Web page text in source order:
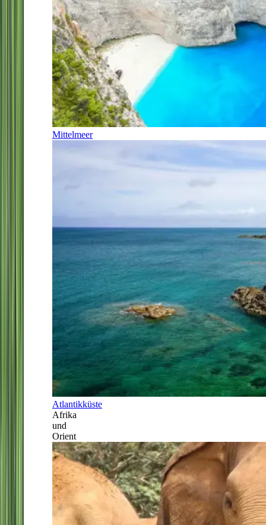
Mittelmeer
Atlantikküste
Afrika
und
Orient